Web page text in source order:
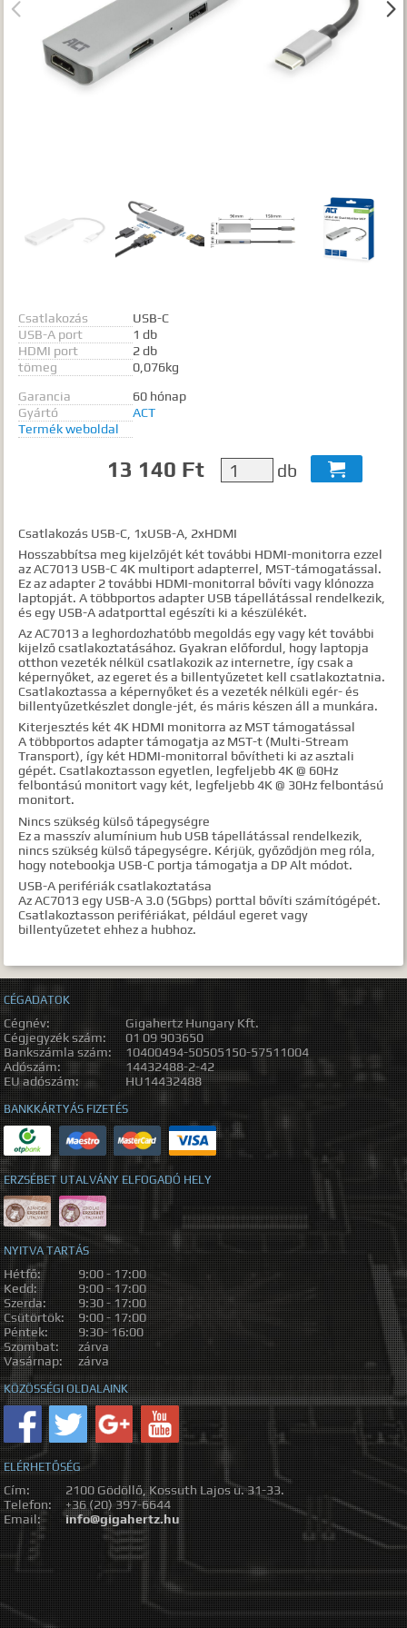
Gyártók
Dokumentumok
TALÁLATOK
Semmiképp ne szerepeljen:
Pontos egyezéshez mindkét esetben használhatja az idézőjeleket:
"szó1 szó2 szó..."
 
Csatlakozás
USB-C
USB-A port
1 db
HDMI port
2 db
tömeg
0,076kg
Garancia
60 hónap
Gyártó
ACT
Termék weboldal
13 140 Ft db 
Csatlakozás USB-C, 1xUSB-A, 2xHDMI
Hosszabbítsa meg kijelzőjét két további HDMI-monitorra ezzel
az AC7013 USB-C 4K multiport adapterrel, MST-támogatással.
Ez az adapter 2 további HDMI-monitorral bővíti vagy klónozza
laptopját. A többportos adapter USB tápellátással rendelkezik,
és egy USB-A adatporttal egészíti ki a készülékét.
Az AC7013 a leghordozhatóbb megoldás egy vagy két további
kijelző csatlakoztatásához. Gyakran előfordul, hogy laptopja
otthon vezeték nélkül csatlakozik az internetre, így csak a
képernyőket, az egeret és a billentyűzetet kell csatlakoztatnia.
Csatlakoztassa a képernyőket és a vezeték nélküli egér- és
billentyűzetkészlet dongle-jét, és máris készen áll a munkára.
Kiterjesztés két 4K HDMI monitorra az MST támogatással
A többportos adapter támogatja az MST-t (Multi-Stream
Transport), így két HDMI-monitorral bővítheti ki az asztali
gépét. Csatlakoztasson egyetlen, legfeljebb 4K @ 60Hz
felbontású monitort vagy két, legfeljebb 4K @ 30Hz felbontású
monitort.
Nincs szükség külső tápegységre
Ez a masszív alumínium hub USB tápellátással rendelkezik,
nincs szükség külső tápegységre. Kérjük, győződjön meg róla,
hogy notebookja USB-C portja támogatja a DP Alt módot.
USB-A perifériák csatlakoztatása
Az AC7013 egy USB-A 3.0 (5Gbps) porttal bővíti számítógépét.
Csatlakoztasson perifériákat, például egeret vagy
billentyűzetet ehhez a hubhoz.
CÉGADATOK
Cégnév:
Gigahertz Hungary Kft.
Cégjegyzék szám:
01 09 903650
Bankszámla szám:
10400494-50505150-57511004
Adószám:
14432488-2-42
EU adószám:
HU14432488
BANKKÁRTYÁS FIZETÉS
ERZSÉBET UTALVÁNY ELFOGADÓ HELY
NYITVA TARTÁS
Hétfő:
9:00 - 17:00
Kedd:
9:00 - 17:00
Szerda:
9:30 - 17:00
Csütörtök:
9:00 - 17:00
Péntek:
9:30- 16:00
Szombat:
zárva
Vasárnap:
zárva
KÖZÖSSÉGI OLDALAINK
ELÉRHETŐSÉG
Cím:
2100 Gödöllő, Kossuth Lajos u. 31-33.
Telefon:
+36 (20) 397-6644
Email:
info@gigahertz.hu